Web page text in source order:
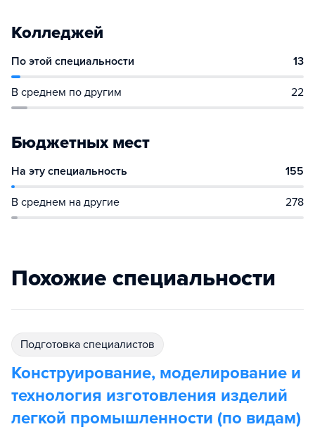
Колледжей
По этой специальности 13
В среднем по другим 22
Бюджетных мест
На эту специальность 155
В среднем на другие 278
Похожие специальности
подготовка специалистов
Конструирование, моделирование и
технология изготовления изделий
легкой промышленности (по видам)